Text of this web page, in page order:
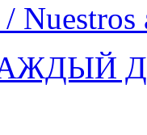
Nuestros